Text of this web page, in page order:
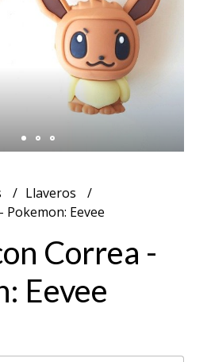
Llaveros
Pokemon: Eevee
Correa -
Eevee